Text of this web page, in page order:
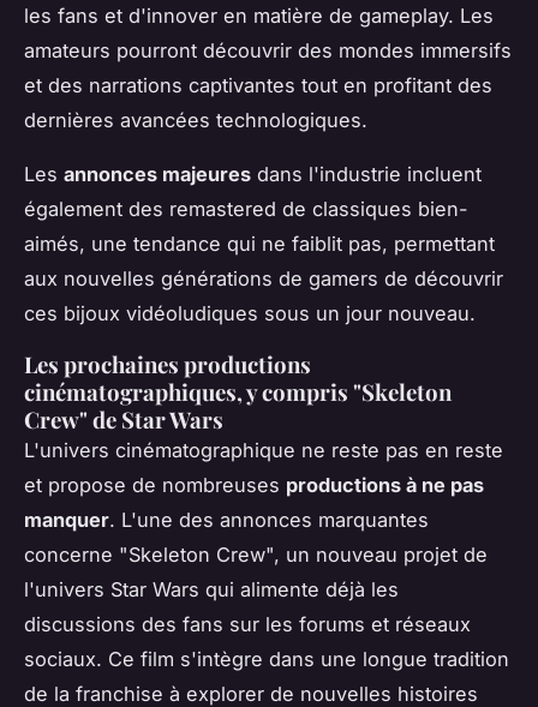
les fans et d'innover en matière de gameplay. Les
amateurs pourront découvrir des mondes immersifs
et des narrations captivantes tout en profitant des
dernières avancées technologiques.
Les annonces majeures dans l'industrie incluent
également des remastered de classiques bien-
aimés, une tendance qui ne faiblit pas, permettant
aux nouvelles générations de gamers de découvrir
ces bijoux vidéoludiques sous un jour nouveau.
Les prochaines productions
cinématographiques, y compris "Skeleton
Crew" de Star Wars
L'univers cinématographique ne reste pas en reste
et propose de nombreuses productions à ne pas
manquer. L'une des annonces marquantes
concerne "Skeleton Crew", un nouveau projet de
l'univers Star Wars qui alimente déjà les
discussions des fans sur les forums et réseaux
sociaux. Ce film s'intègre dans une longue tradition
de la franchise à explorer de nouvelles histoires